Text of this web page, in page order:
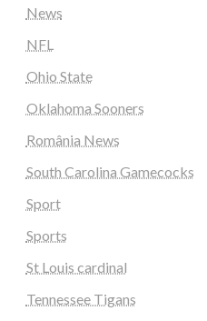
News
NFL
Ohio State
Oklahoma Sooners
România News
South Carolina Gamecocks
Sport
Sports
St Louis cardinal
Tennessee Tigans